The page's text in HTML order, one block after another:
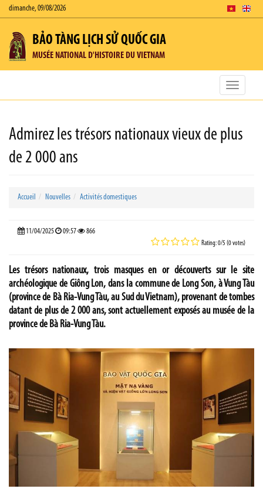
dimanche, 09/08/2026
BẢO TÀNG LỊCH SỬ QUỐC GIA
MUSÉE NATIONAL D'HISTOIRE DU VIETNAM
Toggle
Admirez les trésors nationaux vieux de plus
de 2 000 ans
Accueil Nouvelles Activités domestiques
11/04/2025 09:57 866
Rating: 0/5 (0 votes)
Les trésors nationaux, trois masques en or découverts sur le site
archéologique de Giông Lon, dans la commune de Long Son, à Vung Tàu
(province de Bà Ria-Vung Tàu, au Sud du Vietnam), provenant de tombes
datant de plus de 2 000 ans, sont actuellement exposés au musée de la
province de Bà Ria-Vung Tàu.